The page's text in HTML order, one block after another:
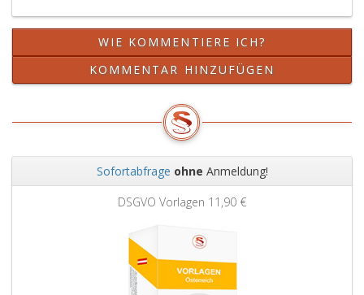
WIE KOMMENTIERE ICH?
KOMMENTAR HINZUFÜGEN
Sofortabfrage ohne Anmeldung!
DSGVO Vorlagen 11,90 €